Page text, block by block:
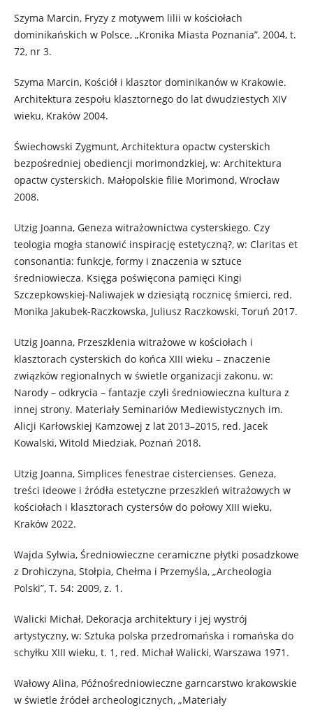
Szyma Marcin, Fryzy z motywem lilii w kościołach
dominikańskich w Polsce, „Kronika Miasta Poznania”, 2004, t.
72, nr 3.
Szyma Marcin, Kościół i klasztor dominikanów w Krakowie.
Architektura zespołu klasztornego do lat dwudziestych XIV
wieku, Kraków 2004.
Świechowski Zygmunt, Architektura opactw cysterskich
bezpośredniej obediencji morimondzkiej, w: Architektura
opactw cysterskich. Małopolskie filie Morimond, Wrocław
2008.
Utzig Joanna, Geneza witrażownictwa cysterskiego. Czy
teologia mogła stanowić inspirację estetyczną?, w: Claritas et
consonantia: funkcje, formy i znaczenia w sztuce
średniowiecza. Księga poświęcona pamięci Kingi
Szczepkowskiej-Naliwajek w dziesiątą rocznicę śmierci, red.
Monika Jakubek-Raczkowska, Juliusz Raczkowski, Toruń 2017.
Utzig Joanna, Przeszklenia witrażowe w kościołach i
klasztorach cysterskich do końca XIII wieku – znaczenie
związków regionalnych w świetle organizacji zakonu, w:
Narody – odkrycia – fantazje czyli średniowieczna kultura z
innej strony. Materiały Seminariów Mediewistycznych im.
Alicji Karłowskiej Kamzowej z lat 2013–2015, red. Jacek
Kowalski, Witold Miedziak, Poznań 2018.
Utzig Joanna, Simplices fenestrae cistercienses. Geneza,
treści ideowe i źródła estetyczne przeszkleń witrażowych w
kościołach i klasztorach cystersów do połowy XIII wieku,
Kraków 2022.
Wajda Sylwia, Średniowieczne ceramiczne płytki posadzkowe
z Drohiczyna, Stołpia, Chełma i Przemyśla, „Archeologia
Polski”, T. 54: 2009, z. 1.
Walicki Michał, Dekoracja architektury i jej wystrój
artystyczny, w: Sztuka polska przedromańska i romańska do
schyłku XIII wieku, t. 1, red. Michał Walicki, Warszawa 1971.
Wałowy Alina, Późnośredniowieczne garncarstwo krakowskie
w świetle źródeł archeologicznych, „Materiały